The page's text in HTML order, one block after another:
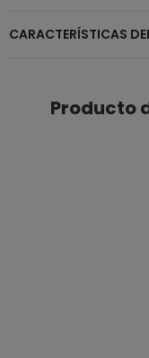
CARACTERÍSTICAS
Producto